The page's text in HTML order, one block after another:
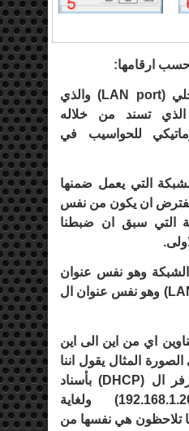
ارقامها:
(
LAN port) والذي
تسند من خلاله
للحواسيب في
التي يعمل ضمنها
ان يكون من نفس
التي سبق ان ضبطنا
الشبكة وهو نفس عنوان
) وهو نفس عنوان ال
اي من اين الى اين
المثال يقول اننا
ال (DHCP) بأسناد
) ولغاية
تلاحظون هي نفسها من